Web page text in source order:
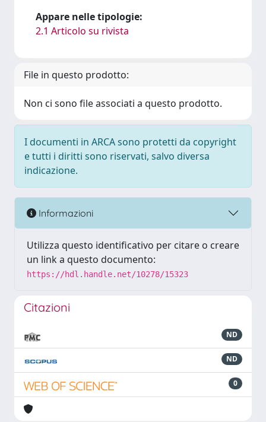
Appare nelle tipologie:
2.1 Articolo su rivista
File in questo prodotto:
Non ci sono file associati a questo prodotto.
I documenti in ARCA sono protetti da copyright
e tutti i diritti sono riservati, salvo diversa
indicazione.
Informazioni
Utilizza questo identificativo per citare o creare
un link a questo documento:
https://hdl.handle.net/10278/15323
Citazioni
ND
ND
0